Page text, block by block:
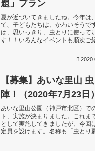
題」プラン
夏が近づいてきましたね。今年は
て、子どもたちは、かわいそうで
は、思いっきり、虫とりに使って
す！！いろんなイベントも順次ご
【募集】あいな里山
陣！（2020年7月23日）
あいな里山公園（神戸市北区）で
ト、実施が決まりました。これま
として実施してきましたが、今回
定員を設けます。名称も「虫とり